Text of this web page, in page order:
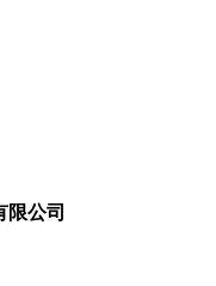
限公司